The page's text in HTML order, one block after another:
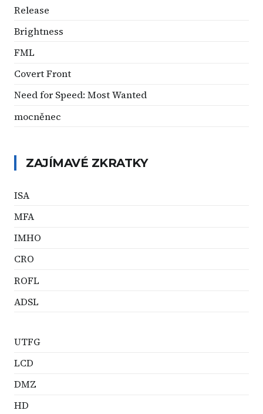
Release
Brightness
FML
Covert Front
Need for Speed: Most Wanted
mocněnec
ZAJÍMAVÉ ZKRATKY
ISA
MFA
IMHO
CRO
ROFL
ADSL
UTFG
LCD
DMZ
HD